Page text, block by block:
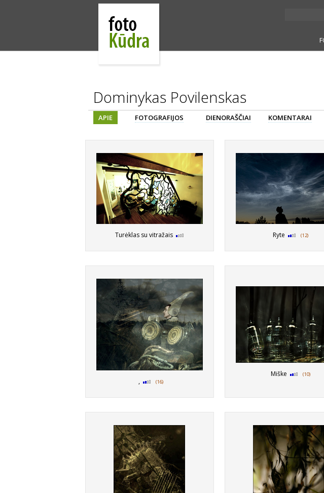
Dominykas Povilenskas
APIE FOTOGRAFIJOS DIENORAŠČIAI KOMENTARAI
Turėklas su vitražais Ryte (12)
, (16)
Miške (10)